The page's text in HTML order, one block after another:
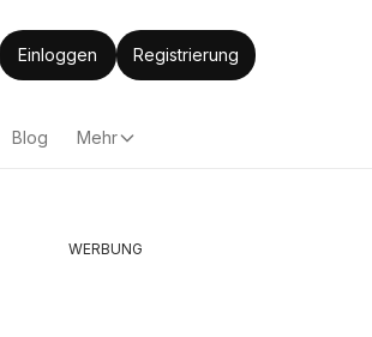
Einloggen Registrierung
Blog Mehr
WERBUNG